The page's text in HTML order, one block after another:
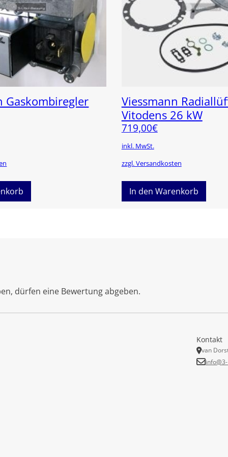
Gaskombiregler
Viessmann
Vitodens 26 kW
719,00€
inkl. MwSt.
zzgl. Versandkosten
In den Warenkorb
dürfen eine Bewertung abgeben.
Kontakt
van